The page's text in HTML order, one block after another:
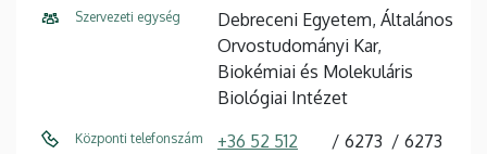
Szervezeti egység
Debreceni Egyetem, Általános
Orvostudományi Kar,
Biokémiai és Molekuláris
Biológiai Intézet
Központi telefonszám
+36 52 512
6273
6273